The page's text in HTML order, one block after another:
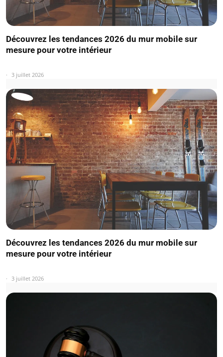
Découvrez les tendances 2026 du mur mobile sur
mesure pour votre intérieur
3 juillet 2026
Découvrez les tendances 2026 du mur mobile sur
mesure pour votre intérieur
3 juillet 2026